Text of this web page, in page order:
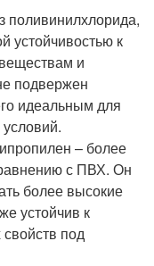
поливинилхлорида,
устойчивостью к
и
подвержен
идеальным для
– более
с ПВХ. Он
более высокие
устойчив к
под